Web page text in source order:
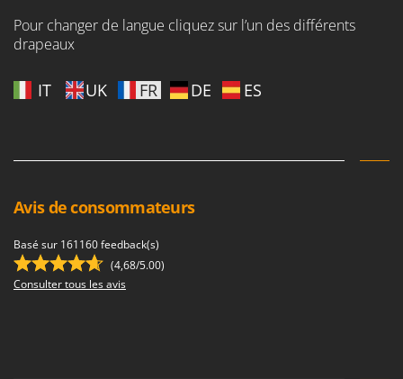
Pour changer de langue cliquez sur l’un des différents
drapeaux
IT UK FR DE ES
Avis de consommateurs
Basé sur 161160 feedback(s)
(4,68/5.00)
Consulter tous les avis